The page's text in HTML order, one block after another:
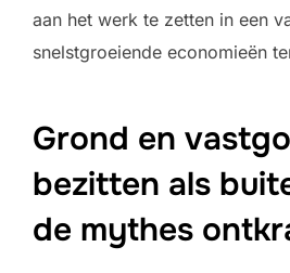
aan het werk te zetten in een
snelstgroeiende economieën
Grond en
bezitten als
de mythes